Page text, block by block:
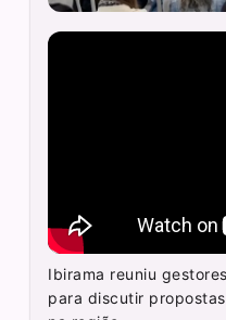
Ibirama reuniu
para discutir